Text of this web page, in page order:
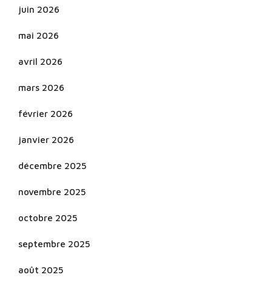
juin 2026
mai 2026
avril 2026
mars 2026
février 2026
janvier 2026
décembre 2025
novembre 2025
octobre 2025
septembre 2025
août 2025